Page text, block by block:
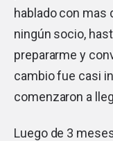
hablado con mas
ningún socio,
prepararme y
cambio fue casi
comenzaron a
Luego de 3